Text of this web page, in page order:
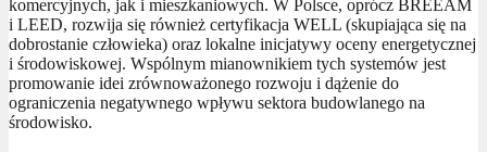
komercyjnych, jak i mieszkaniowych. W Polsce, oprócz BREEAM
i LEED, rozwija się również certyfikacja WELL (skupiająca się na
dobrostanie człowieka) oraz lokalne inicjatywy oceny energetycznej
i środowiskowej. Wspólnym mianownikiem tych systemów jest
promowanie idei zrównoważonego rozwoju i dążenie do
ograniczenia negatywnego wpływu sektora budowlanego na
środowisko.